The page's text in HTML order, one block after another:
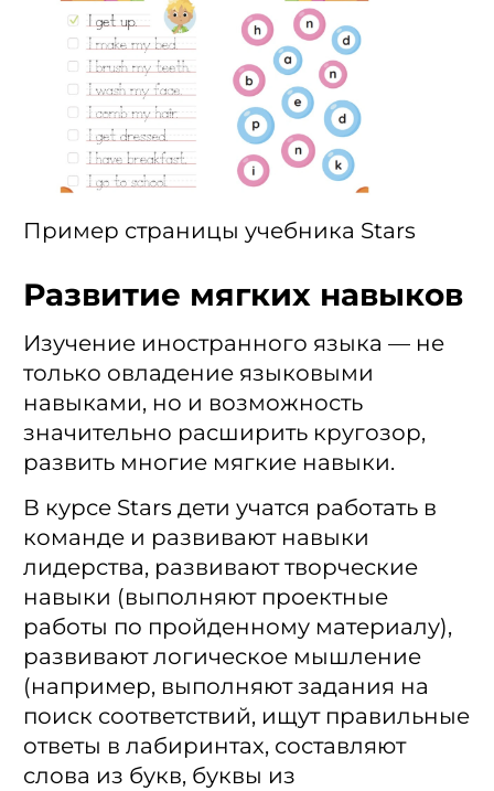
Пример страницы учебника Stars
Развитие мягких навыков
Изучение иностранного языка — не
только овладение языковыми
навыками, но и возможность
значительно расширить кругозор,
развить многие мягкие навыки.
В курсе Stars дети учатся работать в
команде и развивают навыки
лидерства, развивают творческие
навыки (выполняют проектные
работы по пройденному материалу),
развивают логическое мышление
(например, выполняют задания на
поиск соответствий, ищут правильные
ответы в лабиринтах, составляют
слова из букв, буквы из